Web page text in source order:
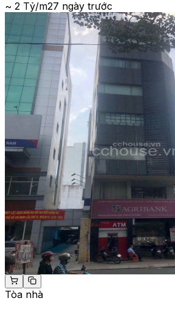
~ 2 Tỷ/m27 ngày trước
Tòa nhà